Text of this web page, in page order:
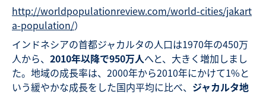
http://worldpopulationreview.com/world-cities/jakart
a-population/）
インドネシアの首都ジャカルタの人口は1970年の450万
人から、 2010年以降で950万人へと、大きく増加しまし
た。地域の成長率は、2000年から2010年にかけて1%と
いう緩やかな成長をした国内平均に比べ、 ジャカルタ地